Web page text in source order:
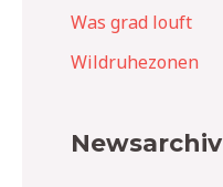
Was grad louft
Wildruhezonen
Newsarchiv